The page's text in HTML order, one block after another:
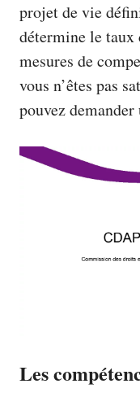
projet de vie
détermine le taux
mesures de
vous n’êtes pas
pouvez
Les